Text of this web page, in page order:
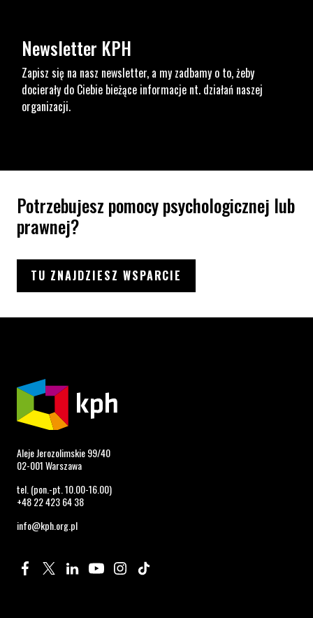
Newsletter KPH
Zapisz się na nasz newsletter, a my zadbamy o to, żeby
docierały do Ciebie bieżące informacje nt. działań naszej
organizacji.
Potrzebujesz pomocy psychologicznej lub
prawnej?
TU ZNAJDZIESZ WSPARCIE
Aleje Jerozolimskie 99/40
02-001 Warszawa
tel. (pon.-pt. 10.00-16.00)
+48 22 423 64 38
info@kph.org.pl
Profil na Facebook. Strona otwiera się w nowym oknie.
Profil na Twitter. Strona otwiera się w nowym oknie.
Profil na LinkedIn. Strona otwiera się w nowym oknie.
Profil na YouTube. Strona otwiera się w nowym
Profil na Instagram. Strona otwiera się